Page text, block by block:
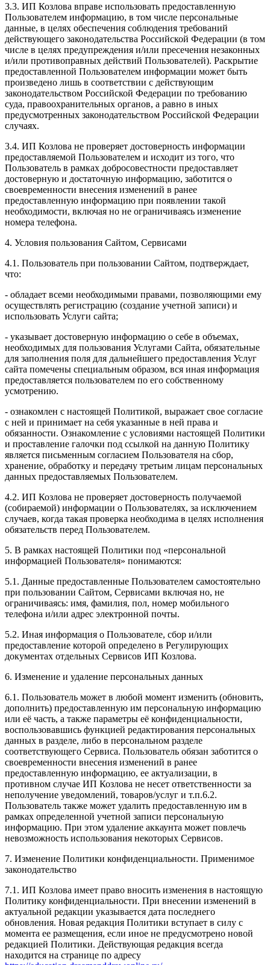
3.3. ИП Козлова вправе использовать предоставленную
Пользователем информацию, в том числе персональные
данные, в целях обеспечения соблюдения требований
действующего законодательства Российской Федерации (в том
числе в целях предупреждения и/или пресечения незаконных
и/или противоправных действий Пользователей). Раскрытие
предоставленной Пользователем информации может быть
произведено лишь в соответствии с действующим
законодательством Российской Федерации по требованию
суда, правоохранительных органов, а равно в иных
предусмотренных законодательством Российской Федерации
случаях.
3.4. ИП Козлова не проверяет достоверность информации
предоставляемой Пользователем и исходит из того, что
Пользователь в рамках добросовестности предоставляет
достоверную и достаточную информацию, заботится о
своевременности внесения изменений в ранее
предоставленную информацию при появлении такой
необходимости, включая но не ограничиваясь изменение
номера телефона.
4. Условия пользования Сайтом, Сервисами
4.1. Пользователь при пользовании Сайтом, подтверждает,
что:
- обладает всеми необходимыми правами, позволяющими ему
осуществлять регистрацию (создание учетной записи) и
использовать Услуги сайта;
- указывает достоверную информацию о себе в объемах,
необходимых для пользования Услугами Сайта, обязательные
для заполнения поля для дальнейшего предоставления Услуг
сайта помечены специальным образом, вся иная информация
предоставляется пользователем по его собственному
усмотрению.
- ознакомлен с настоящей Политикой, выражает свое согласие
с ней и принимает на себя указанные в ней права и
обязанности. Ознакомление с условиями настоящей Политики
и проставление галочки под ссылкой на данную Политику
является письменным согласием Пользователя на сбор,
хранение, обработку и передачу третьим лицам персональных
данных предоставляемых Пользователем.
4.2. ИП Козлова не проверяет достоверность получаемой
(собираемой) информации о Пользователях, за исключением
случаев, когда такая проверка необходима в целях исполнения
обязательств перед Пользователем.
5. В рамках настоящей Политики под «персональной
информацией Пользователя» понимаются:
5.1. Данные предоставленные Пользователем самостоятельно
при пользовании Сайтом, Сервисами включая но, не
ограничиваясь: имя, фамилия, пол, номер мобильного
телефона и/или адрес электронной почты.
5.2. Иная информация о Пользователе, сбор и/или
предоставление которой определено в Регулирующих
документах отдельных Сервисов ИП Козлова.
6. Изменение и удаление персональных данных
6.1. Пользователь может в любой момент изменить (обновить,
дополнить) предоставленную им персональную информацию
или её часть, а также параметры её конфиденциальности,
воспользовавшись функцией редактирования персональных
данных в разделе, либо в персональном разделе
соответствующего Сервиса. Пользователь обязан заботится о
своевременности внесения изменений в ранее
предоставленную информацию, ее актуализации, в
противном случае ИП Козлова не несет ответственности за
неполучение уведомлений, товаров/услуг и т.п.6.2.
Пользователь также может удалить предоставленную им в
рамках определенной учетной записи персональную
информацию. При этом удаление аккаунта может повлечь
невозможность использования некоторых Сервисов.
7. Изменение Политики конфиденциальности. Применимое
законодательство
7.1. ИП Козлова имеет право вносить изменения в настоящую
Политику конфиденциальности. При внесении изменений в
актуальной редакции указывается дата последнего
обновления. Новая редакция Политики вступает в силу с
момента ее размещения, если иное не предусмотрено новой
редакцией Политики. Действующая редакция всегда
находится на странице по адресу